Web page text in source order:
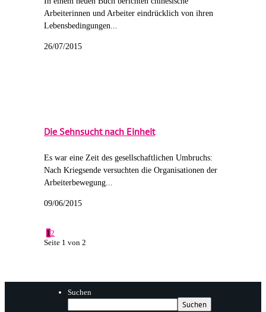
Arbeiterinnen und Arbeiter eindrücklich von ihren
Lebensbedingungen...
26/07/2015
Die Sehnsucht nach Einheit
Es war eine Zeit des gesellschaftlichen Umbruchs:
Nach Kriegsende versuchten die Organisationen der
Arbeiterbewegung...
09/06/2015
1 2
Seite 1 von 2
Suchen
Suchen